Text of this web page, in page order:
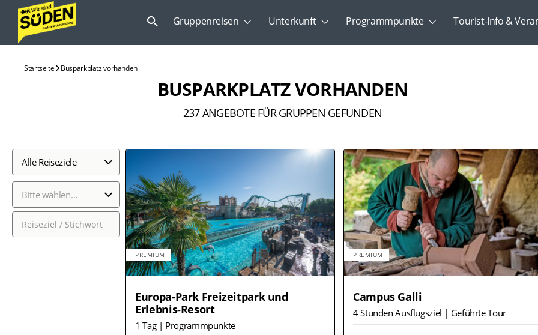
Gruppenreisen Unterkunft Programmpunkte Tourist-Info &
Suchen
nach:
Startseite Busparkplatz vorhanden
BUSPARKPLATZ VORHANDEN
237ANGEBOTE FÜR GRUPPEN GEFUNDEN
Alle Reiseziele
Bitte wählen…
PREMIUM
Europa-Park Freizeitpark und
Erlebnis-Resort
1 Tag | Programmpunkte
PREMIUM
Campus Galli
4 Stunden Ausflugsziel | Geführte Tour